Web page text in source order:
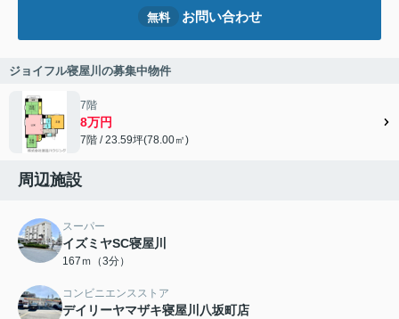
無料 お問い合わせ
ジョイフル寝屋川の募集中物件
7階
8万円
7階 / 23.59坪(78.00㎡)
周辺施設
スーパー
イズミヤSC寝屋川
167ｍ（3分）
コンビニエンスストア
デイリーヤマザキ寝屋川八坂町店